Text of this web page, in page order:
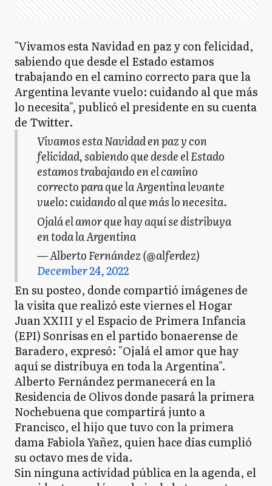
"Vivamos esta Navidad en paz y con felicidad,
sabiendo que desde el Estado estamos
trabajando en el camino correcto para que la
Argentina levante vuelo: cuidando al que más
lo necesita", publicó el presidente en su cuenta
de Twitter.
Vivamos esta Navidad en paz y con
felicidad, sabiendo que desde el Estado
estamos trabajando en el camino
correcto para que la Argentina levante
vuelo: cuidando al que más lo necesita.
Ojalá el amor que hay aquí se distribuya
en toda la Argentina
— Alberto Fernández (@alferdez)
December 24, 2022
En su posteo, donde compartió imágenes de
la visita que realizó este viernes el Hogar
Juan XXIII y el Espacio de Primera Infancia
(EPI) Sonrisas en el partido bonaerense de
Baradero, expresó: "Ojalá el amor que hay
aquí se distribuya en toda la Argentina".
Alberto Fernández permanecerá en la
Residencia de Olivos donde pasará la primera
Nochebuena que compartirá junto a
Francisco, el hijo que tuvo con la primera
dama Fabiola Yañez, quien hace días cumplió
su octavo mes de vida.
Sin ninguna actividad pública en la agenda, el